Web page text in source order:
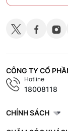
CÔNG TY CỔ
Hotline
18008118
CHÍNH SÁCH